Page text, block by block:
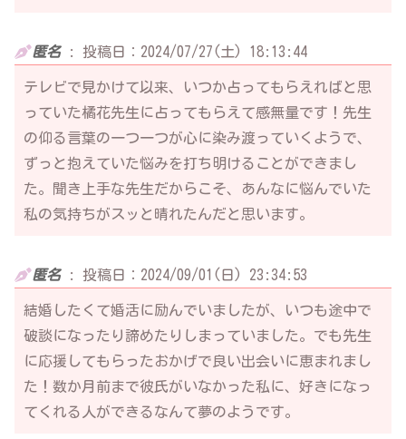
匿名: 投稿日：2024/07/27(土) 18:13:44
テレビで見かけて以来、いつか占ってもらえればと思
っていた橘花先生に占ってもらえて感無量です！先生
の仰る言葉の一つ一つが心に染み渡っていくようで、
ずっと抱えていた悩みを打ち明けることができまし
た。聞き上手な先生だからこそ、あんなに悩んでいた
私の気持ちがスッと晴れたんだと思います。
匿名: 投稿日：2024/09/01(日) 23:34:53
結婚したくて婚活に励んでいましたが、いつも途中で
破談になったり諦めたりしまっていました。でも先生
に応援してもらったおかげで良い出会いに恵まれまし
た！数か月前まで彼氏がいなかった私に、好きになっ
てくれる人ができるなんて夢のようです。